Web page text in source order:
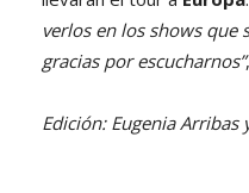
verlos en los shows que
gracias por escucharnos”
Edición: Eugenia Arribas